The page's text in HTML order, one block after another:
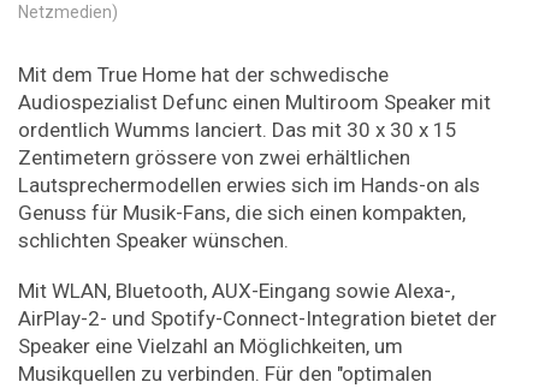
Netzmedien)
Mit dem True Home hat der schwedische
Audiospezialist Defunc einen Multiroom Speaker mit
ordentlich Wumms lanciert. Das mit 30 x 30 x 15
Zentimetern grössere von zwei erhältlichen
Lautsprechermodellen erwies sich im Hands-on als
Genuss für Musik-Fans, die sich einen kompakten,
schlichten Speaker wünschen.
Mit WLAN, Bluetooth, AUX-Eingang sowie Alexa-,
AirPlay-2- und Spotify-Connect-Integration bietet der
Speaker eine Vielzahl an Möglichkeiten, um
Musikquellen zu verbinden. Für den "optimalen